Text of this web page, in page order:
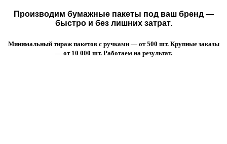
Производим бумажные пакеты под ваш бренд —
быстро и без лишних затрат.
Минимальный тираж пакетов с ручками — от 500 шт. Крупные заказы
— от 10 000 шт. Работаем на результат.